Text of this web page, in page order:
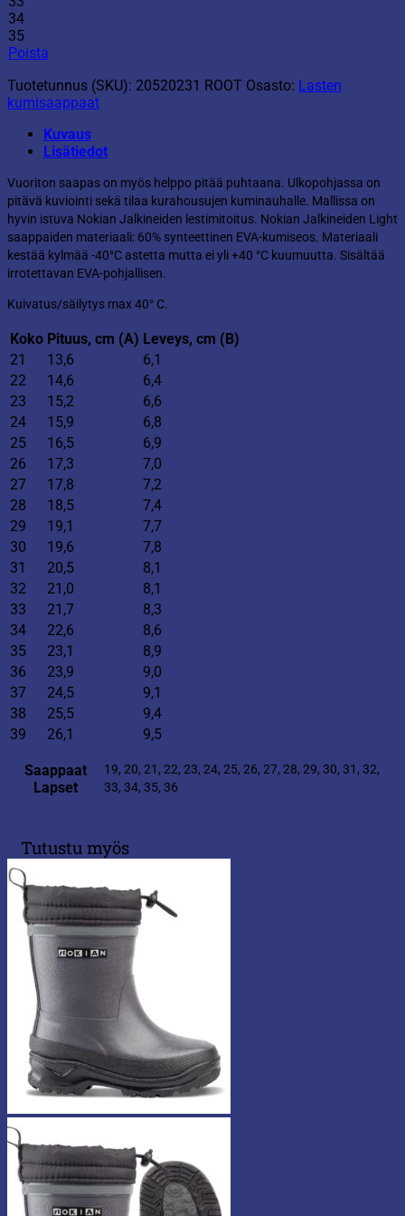
34
35
Poista
Tuotetunnus (SKU): 20520231 ROOT Osasto: Lasten
kumisaappaat
Kuvaus
Lisätiedot
Vuoriton saapas on myös helppo pitää puhtaana. Ulkopohjassa on
pitävä kuviointi sekä tilaa kurahousujen kuminauhalle. Mallissa on
hyvin istuva Nokian Jalkineiden lestimitoitus. Nokian Jalkineiden Light
saappaiden materiaali: 60% synteettinen EVA-kumiseos. Materiaali
kestää kylmää -40°C astetta mutta ei yli +40 °C kuumuutta. Sisältää
irrotettavan EVA-pohjallisen.
Kuivatus/säilytys max 40° C.
Koko Pituus, cm (A) Leveys, cm (B)
21
13,6
6,1
22
14,6
6,4
23
15,2
6,6
24
15,9
6,8
25
16,5
6,9
26
17,3
7,0
27
17,8
7,2
28
18,5
7,4
29
19,1
7,7
30
19,6
7,8
31
20,5
8,1
32
21,0
8,1
33
21,7
8,3
34
22,6
8,6
35
23,1
8,9
36
23,9
9,0
37
24,5
9,1
38
25,5
9,4
39
26,1 9,5
Saappaat
Lapset
19, 20, 21, 22, 23, 24, 25, 26, 27, 28, 29, 30, 31, 32,
33, 34, 35, 36
Tutustu myös